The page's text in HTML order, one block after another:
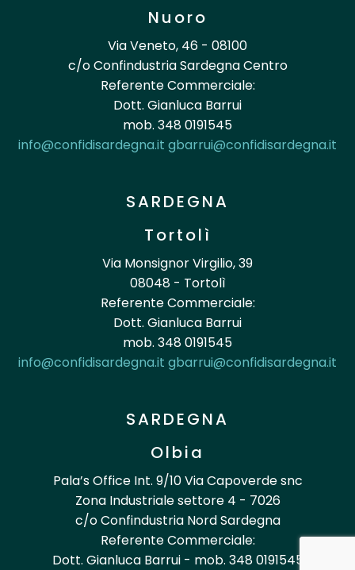
Nuoro
Via Veneto, 46 - 08100
c/o Confindustria Sardegna Centro
Referente Commerciale:
Dott. Gianluca Barrui
mob. 348 0191545
info@confidisardegna.it gbarrui@confidisardegna.it
SARDEGNA
Tortolì
Via Monsignor Virgilio, 39
08048 - Tortolì
Referente Commerciale:
Dott. Gianluca Barrui
mob. 348 0191545
info@confidisardegna.it gbarrui@confidisardegna.it
SARDEGNA
Olbia
Pala’s Office Int. 9/10 Via Capoverde snc
Zona Industriale settore 4 - 7026
c/o Confindustria Nord Sardegna
Referente Commerciale:
Dott. Gianluca Barrui - mob. 348 0191545